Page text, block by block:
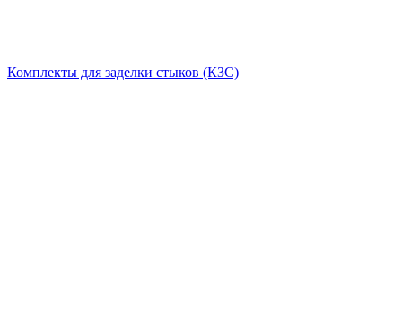
Комплекты для заделки стыков (КЗС)